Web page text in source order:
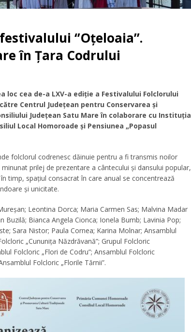
‘’Oțeloaia’’.
în Țara Codrului
loc cea de-a LXV-a ediție a Festivalului Folclorului
Centrul Județean pentru Conservarea și
Județean Satu Mare în colaborare cu Instituția
Local Homoroade și Pensiunea „Popasul
folclorul codrenesc dăinuie pentru a fi transmis noilor
prilej de prezentare a cântecului şi dansului popular,
timp, spațiul consacrat în care anual se concentrează
și unicitate.
Leontina Dorca; Maria Carmen Sas; Malvina Madar
Bianca Angela Cionca; Ionela Bumb; Lavinia Pop;
Sara Nistor; Paula Cornea; Karina Molnar; Ansamblul
„Cununița Năzdrăvană”; Grupul Folcloric
Folcloric „Flori de Codru”; Ansamblul Folcloric
Folcloric „Florile Tărnii”.